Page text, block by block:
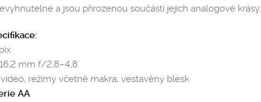
a jsou přirozenou součástí jejich analogové krásy.
mm f/2,8–4,8
režimy včetně makra, vestavěný blesk
AA